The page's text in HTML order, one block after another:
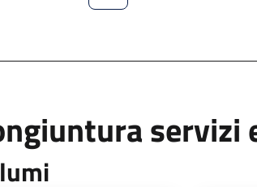
servizi